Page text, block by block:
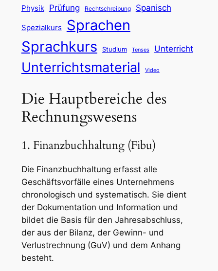
Physik Prüfung Rechtschreibung Spanisch
Spezialkurs
Sprachen
Sprachkurs
Studium Tenses Unterricht
Unterrichtsmaterial Video
Die Hauptbereiche des
Rechnungswesens
1. Finanzbuchhaltung (Fibu)
Die Finanzbuchhaltung erfasst alle
Geschäftsvorfälle eines Unternehmens
chronologisch und systematisch. Sie dient
der Dokumentation und Information und
bildet die Basis für den Jahresabschluss,
der aus der Bilanz, der Gewinn- und
Verlustrechnung (GuV) und dem Anhang
besteht.